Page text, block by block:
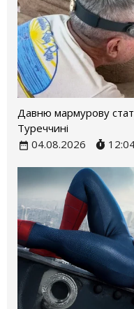
Давню мармурову
Туреччині
04.08.2026